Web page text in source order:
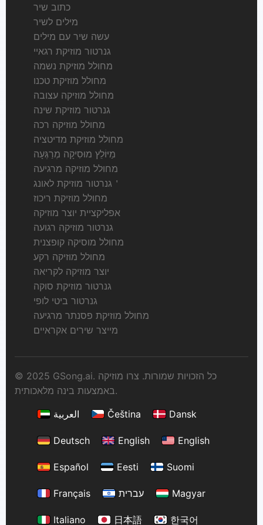
כתוב שיר
מילים לשיר
עשה שיר עם מילים
גנרטור מוזיקת רגאיי
מחולל מוזיקת נשמה
מחולל מוזיקת טכנו
מחולל מוזיקה עצובה
גנרטור מוזיקת שינה
מחולל מוזיקה רכה
מחולל מוזיקת מדיטציה
מַיּוֹלֵץ מוּסִיקָה מְרַגְּעָה
מחולל מוזיקה מרגיעה
גנרטור מוזיקת לאונג＇
מחולל מוזיקת ריכוז
אפליקציית יוצר מוזיקה
גנרטור מוזיקה רגועה
מחולל מוסיקה קופצנית
מחולל מוזיקה רקע
יוצר מוזיקה לקריאה
גנרטור מוזיקת סוקה
גנרטור ביטי לופי
מחולל מוזיקת פסנתר מרגיעה
מייצר שירים אקראיים
© 2025 GSong.ai. כל הזכויות שמורות. צרו מוזיקה
באמצעות בינה מלאכותית.
العربية
Čeština Dansk
Deutsch English English
Español Eesti Suomi
Français עברית Magyar
Italiano 日本語 한국어